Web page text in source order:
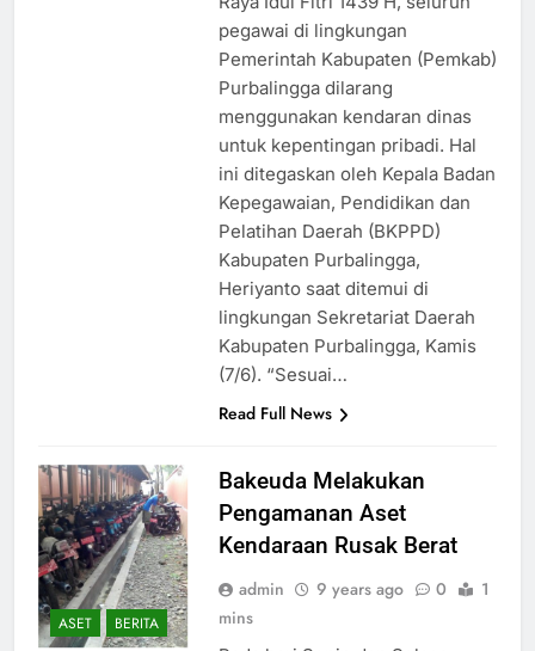
pegawai di lingkungan
Pemerintah Kabupaten (Pemkab)
Purbalingga dilarang
menggunakan kendaran dinas
untuk kepentingan pribadi. Hal
ini ditegaskan oleh Kepala Badan
Kepegawaian, Pendidikan dan
Pelatihan Daerah (BKPPD)
Kabupaten Purbalingga,
Heriyanto saat ditemui di
lingkungan Sekretariat Daerah
Kabupaten Purbalingga, Kamis
(7/6). “Sesuai…
Read Full News
ASET BERITA
Bakeuda Melakukan
Pengamanan Aset
Kendaraan Rusak Berat
admin 9 years ago 0
1
mins